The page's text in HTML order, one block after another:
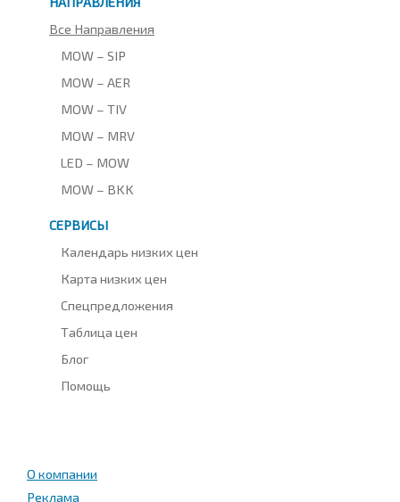
Все Направления
MOW – SIP
MOW – AER
MOW – TIV
MOW – MRV
LED – MOW
MOW – BKK
СЕРВИСЫ
Календарь низких цен
Карта низких цен
Спецпредложения
Таблица цен
Блог
Помощь
О компании
Реклама